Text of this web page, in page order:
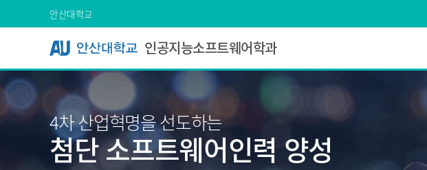
Skip Menu
안산대학교
인공지능소프트웨어학과
4차 산업혁명을 선도하는
첨단 소프트웨어인력 양성